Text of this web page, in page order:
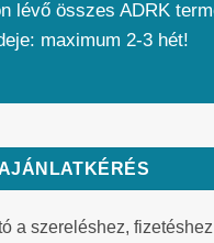
lévő összes ADRK
maximum 2-3 hét!
AJÁNLATKÉRÉS
a szereléshez,